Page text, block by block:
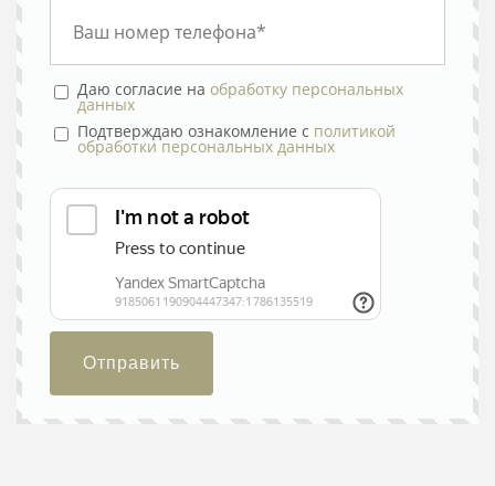
Даю согласие на обработку персональных
данных
Подтверждаю ознакомление с политикой
обработки персональных данных
Отправить